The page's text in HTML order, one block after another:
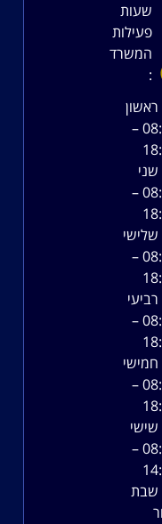
שעות
פעילות
המשרד
:
ראשון
08:00 –
שני
08:00 –
שלישי
08:00 –
רביעי
08:00 –
חמישי
08:00 –
שישי
08:00 –
שבת